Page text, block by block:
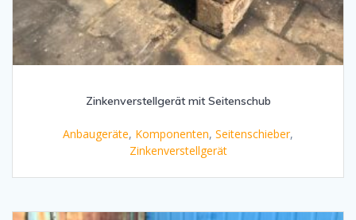
Zinkenverstellgerät mit Seitenschub
Anbaugeräte, Komponenten, Seitenschieber,
Zinkenverstellgerät